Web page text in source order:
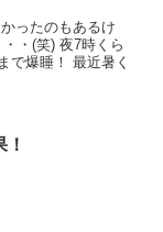
ったのもあるけ
・(笑) 夜7時くら
で爆睡！ 最近暑く